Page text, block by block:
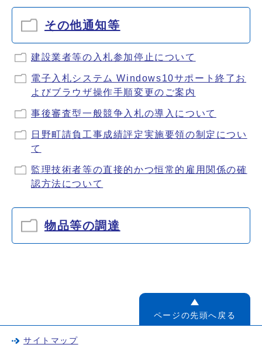
その他通知等
建設業者等の入札参加停止について
電子入札システム Windows10サポート終了お
よびブラウザ操作手順変更のご案内
事後審査型一般競争入札の導入について
日野町請負工事成績評定実施要領の制定につい
て
監理技術者等の直接的かつ恒常的雇用関係の確
認方法について
物品等の調達
ページの先頭へ戻る
サイトマップ